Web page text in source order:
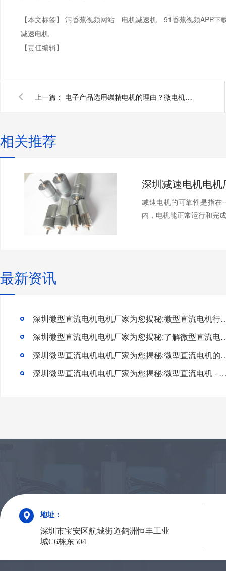
【本文标签】 污香蕉视频网站 电机减速机
91香蕉视频APP下
减速电机
【责任编辑】
上一篇： 电子产品选用碳精电机的理由？微电机厂家香蕉视频官方下载电机告诉你
相关推荐
减速电机的可靠性是指在
内，电机能正常运行和完
最新资讯
深圳微型直流电机电机厂家为您
深圳微型直流电机电机厂家为您揭
深圳微型直流电机电机厂家为
深圳微型直流电机电机厂家为您揭秘:微型直
地址：
深圳市宝安区航城街道鹤洲恒丰工业
城C6栋东504